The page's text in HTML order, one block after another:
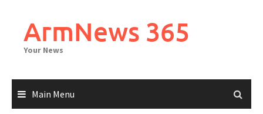
contentArmNews 365
Your News
Main Menu